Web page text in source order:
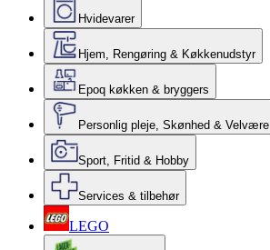
Hvidevarer
Hjem, Rengøring & Køkkenudstyr
Epoq køkken & bryggers
Personlig pleje, Skønhed & Velvære
Sport, Fritid & Hobby
Services & tilbehør
LEGO